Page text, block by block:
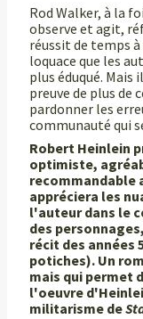
Rod Walker, à la
observe et agit,
réussit de temps
loquace que les
plus éduqué.
preuve de plus de
pardonner les
communauté qui
Robert Heinlein
optimiste,
recommandable
appréciera les
l'auteur dans le
des
récit des années
potiches). Un
mais qui permet
l'oeuvre
militarisme de